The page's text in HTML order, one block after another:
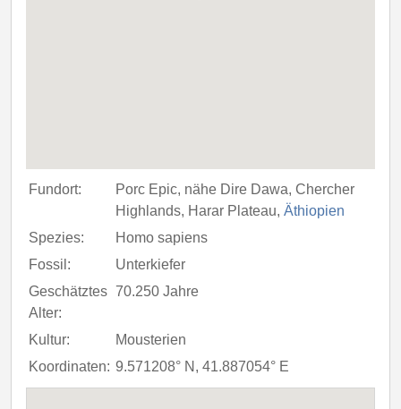
Fundort:
Porc Epic, nähe Dire Dawa, Chercher
Highlands, Harar Plateau, Äthiopien
Spezies:
Homo sapiens
Fossil:
Unterkiefer
Geschätztes
Alter:
70.250 Jahre
Kultur:
Mousterien
Koordinaten: 9.571208° N, 41.887054° E